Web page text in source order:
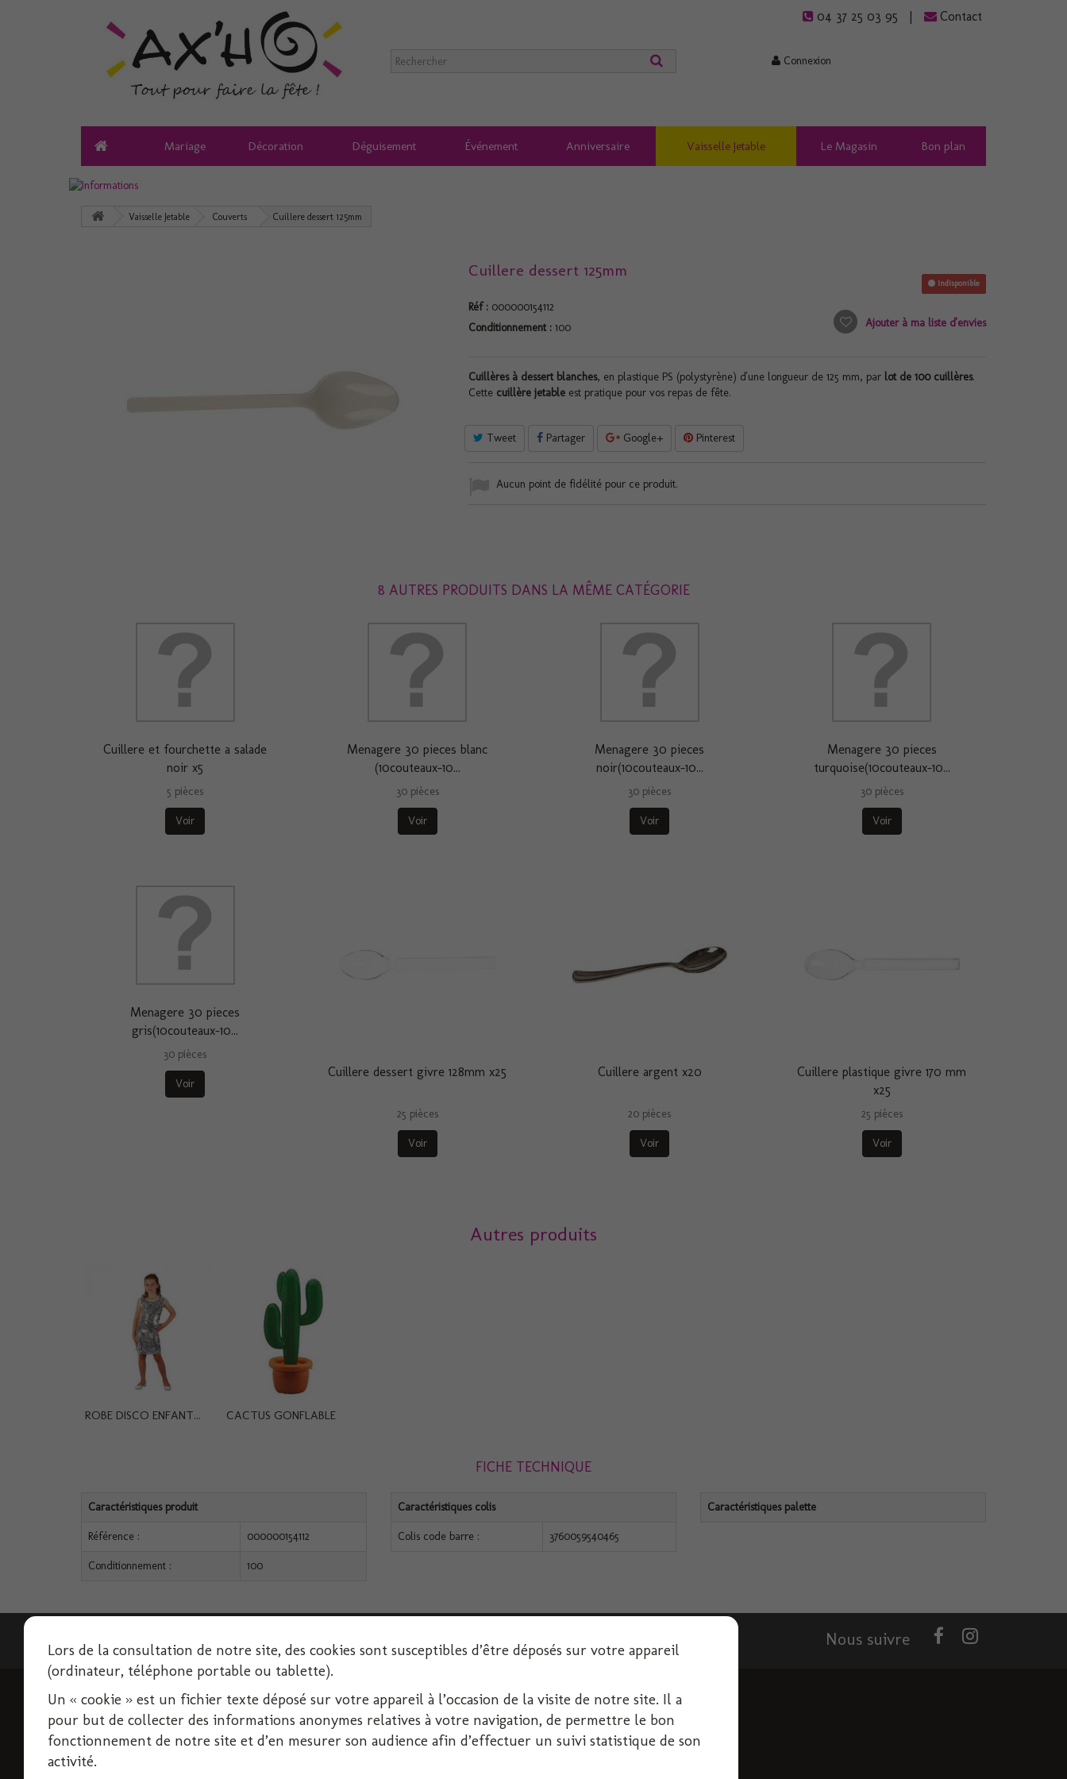
04 37 25 03 95 Contact
Connexion
Mariage Décoration Déguisement Événement Anniversaire Vaisselle Jetable Le Magasin Bon plan
Vaisselle Jetable Couverts Cuillere dessert 125mm
Cuillere dessert 125mm
Réf : 000000154112
Conditionnement : 100
Indisponible
Ajouter à ma liste d'envies
Cuillères à dessert blanches, en plastique PS (polystyrène) d'une longueur de 125 mm, par lot de 100 cuillères.
Cette cuillère jetableest pratique pour vos repas de fête.
Tweet Partager Google+ Pinterest
Aucun point de fidélité pour ce produit.
8 AUTRES PRODUITS DANS LA MÊME CATÉGORIE
Cuillere et fourchette a salade
noir x5
5 pièces
Voir
Menagere 30 pieces blanc
(10couteaux-10...
30 pièces
Voir
Menagere 30 pieces
noir(10couteaux-10...
30 pièces
Voir
Menagere 30 pieces
turquoise(10couteaux-10...
30 pièces
Voir
Menagere 30 pieces
gris(10couteaux-10...
30 pièces
Voir
Cuillere dessert givre 128mm x25
25 pièces
Voir
Cuillere argent x20
20 pièces
Voir
Cuillere plastique givre 170 mm
x25
25 pièces
Voir
Autres produits
ROBE DISCO ENFANT... CACTUS GONFLABLE
FICHE TECHNIQUE
Caractéristiques produit
Référence : 000000154112
Conditionnement : 100
Caractéristiques colis
Colis code barre : 3760059540465
Caractéristiques palette
Nous suivre
INFORMATIONS
Livraison
Conditions d'utilisation
SERVICE CLIENT
Décoration-Fête.com, FIRPLAST
Lors de la consultation de notre site, des cookies sont susceptibles d’être déposés sur votre appareil
(ordinateur, téléphone portable ou tablette).
Un « cookie » est un fichier texte déposé sur votre appareil à l’occasion de la visite de notre site. Il a
pour but de collecter des informations anonymes relatives à votre navigation, de permettre le bon
fonctionnement de notre site et d’en mesurer son audience afin d’effectuer un suivi statistique de son
activité.